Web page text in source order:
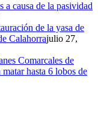
a causa de la pasividad
de la yasa de
Calahorrajulio 27,
Comarcales de
hasta 6 lobos de